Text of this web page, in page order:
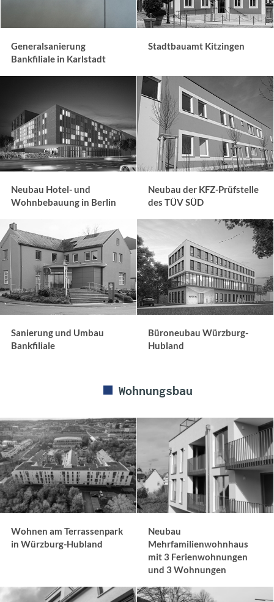
Generalsanierung
Bankfiliale in Karlstadt
Stadtbauamt Kitzingen
Neubau Hotel- und
Wohnbebauung in Berlin
Neubau der KFZ-Prüfstelle
des TÜV SÜD
Sanierung und Umbau
Bankfiliale
Büroneubau Würzburg-
Hubland
Wohnungsbau
Wohnen am Terrassenpark
in Würzburg-Hubland
Neubau
Mehrfamilienwohnhaus
mit 3 Ferienwohnungen
und 3 Wohnungen